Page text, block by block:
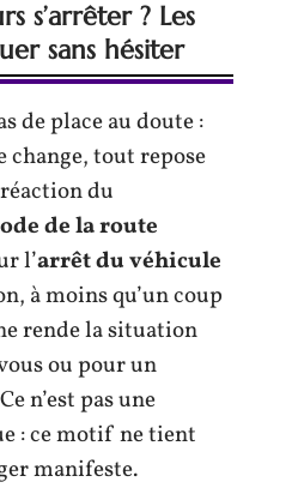
s’arrêter ? Les
sans hésiter
de place au doute :
change, tout repose
du
de la route
l’arrêt du véhicule
à moins qu’un coup
rende la situation
ou pour un
n’est pas une
: ce motif ne tient
manifeste.